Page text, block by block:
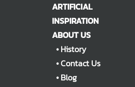
ARTIFICIAL
INSPIRATION
ABOUT US
•History
•Contact Us
•Blog